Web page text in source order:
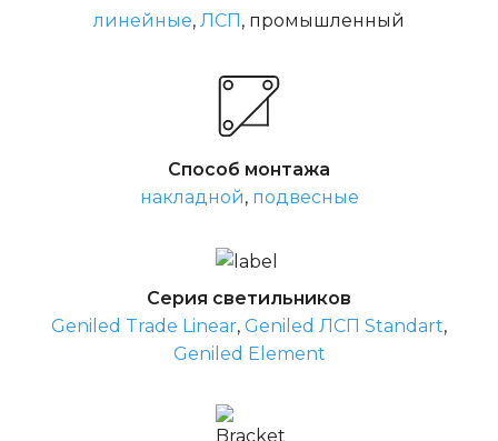
линейные, ЛСП , промышленный
Способ монтажа
накладной, подвесные
Серия светильников
Geniled Trade Linear, Geniled ЛСП Standart,
Geniled Element